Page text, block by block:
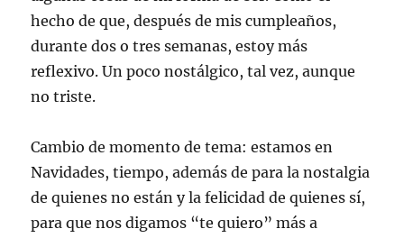
hecho de que, después de mis cumpleaños,
durante dos o tres semanas, estoy más
reflexivo. Un poco nostálgico, tal vez, aunque
no triste.
Cambio de momento de tema: estamos en
Navidades, tiempo, además de para la nostalgia
de quienes no están y la felicidad de quienes sí,
para que nos digamos “te quiero” más a